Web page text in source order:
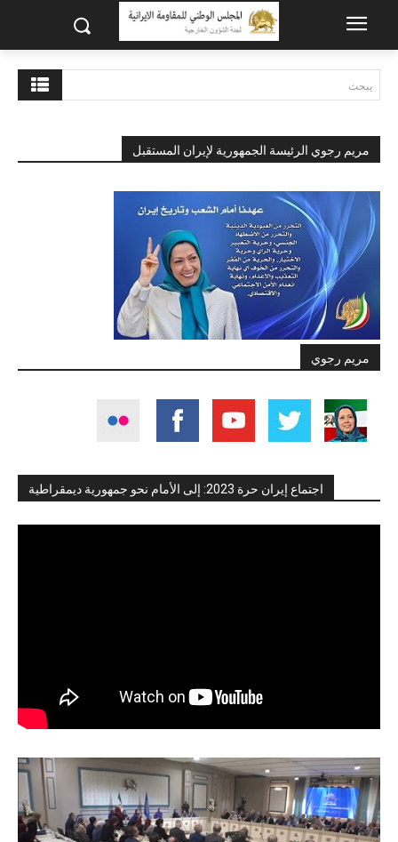
يبحث
مريم رجوي الرئيسة الجمهورية لإيران المستقبل
مريم رجوي
اجتماع إيران حرة 2023: إلى الأمام نحو جمهورية ديمقراطية